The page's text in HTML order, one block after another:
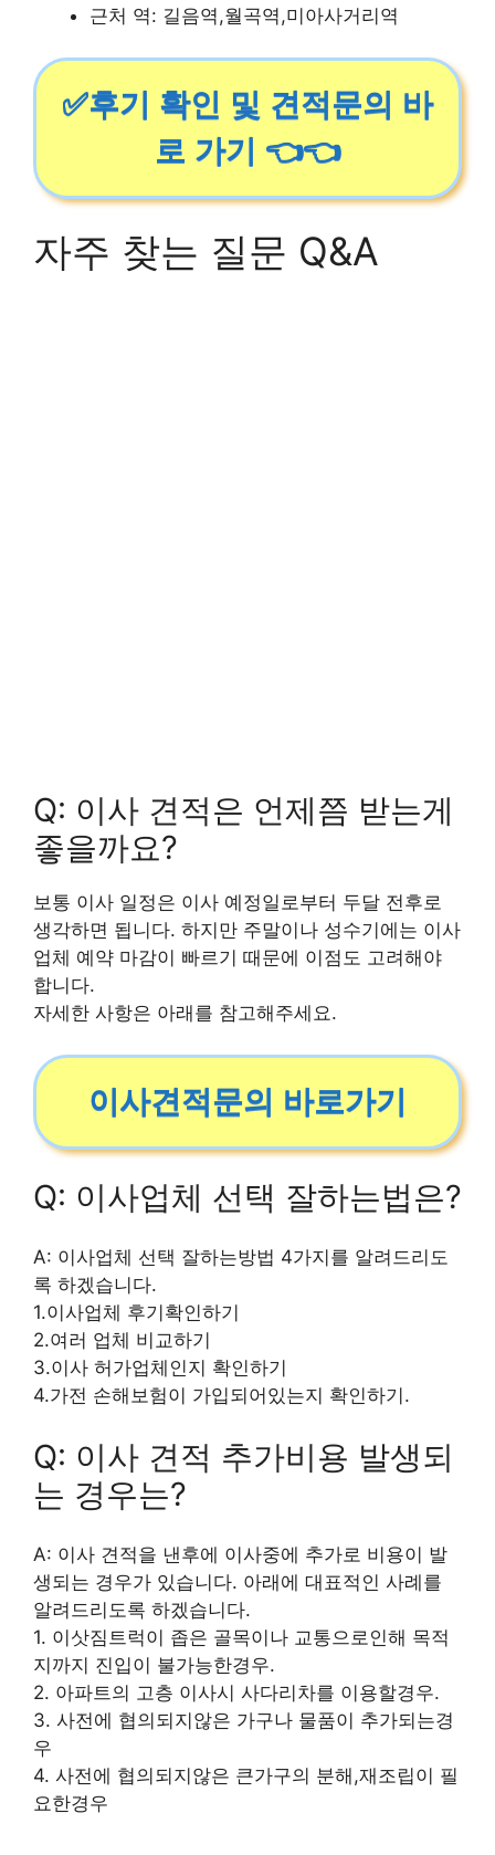
근처 역: 길음역,월곡역,미아사거리역
✅후기 확인 및 견적문의 바
로 가기 👈👈
자주 찾는 질문 Q&A
Q: 이사 견적은 언제쯤 받는게
좋을까요?
보통 이사 일정은 이사 예정일로부터 두달 전후로
생각하면 됩니다. 하지만 주말이나 성수기에는 이사
업체 예약 마감이 빠르기 때문에 이점도 고려해야
합니다.
자세한 사항은 아래를 참고해주세요.
이사견적문의 바로가기
Q: 이사업체 선택 잘하는법은?
A: 이사업체 선택 잘하는방법 4가지를 알려드리도
록 하겠습니다.
1.이사업체 후기확인하기
2.여러 업체 비교하기
3.이사 허가업체인지 확인하기
4.가전 손해보험이 가입되어있는지 확인하기.
Q: 이사 견적 추가비용 발생되
는 경우는?
A: 이사 견적을 낸후에 이사중에 추가로 비용이 발
생되는 경우가 있습니다. 아래에 대표적인 사례를
알려드리도록 하겠습니다.
1. 이삿짐트럭이 좁은 골목이나 교통으로인해 목적
지까지 진입이 불가능한경우.
2. 아파트의 고층 이사시 사다리차를 이용할경우.
3. 사전에 협의되지않은 가구나 물품이 추가되는경
우
4. 사전에 협의되지않은 큰가구의 분해,재조립이 필
요한경우